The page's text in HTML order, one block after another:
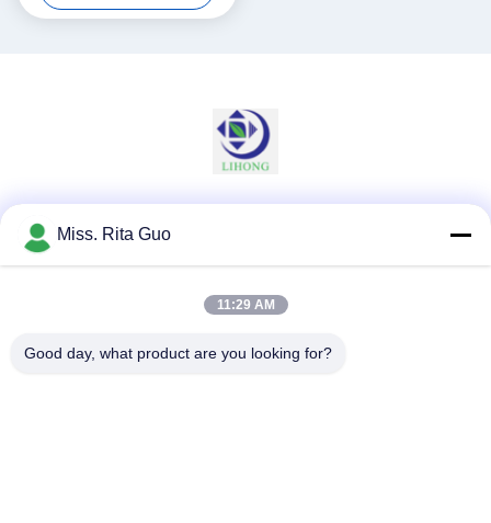
Miss. Rita Guo
11:29 AM
Good day, what product are you looking for?